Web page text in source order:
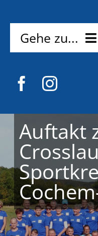
Inhalt
springenGehe zu...
Verein
Mitmachen
Probetraining
Kontakt
Auftakt